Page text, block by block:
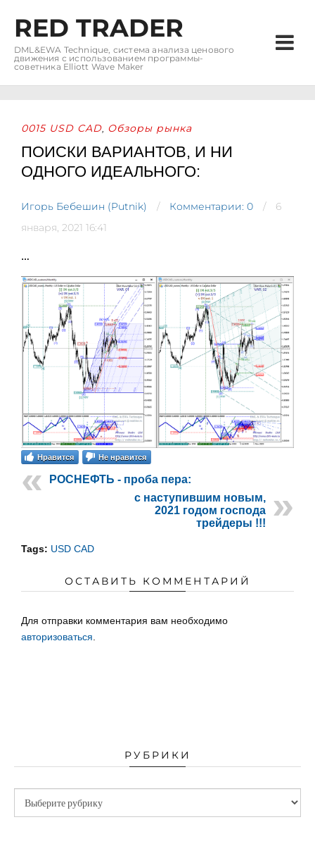
RED TRADER
DML&EWA Technique, система анализа ценового
движения с использованием программы-
советника Elliott Wave Maker
0015 USD CAD, Обзоры рынка
ПОИСКИ ВАРИАНТОВ, И НИ
ОДНОГО ИДЕАЛЬНОГО:
Игорь Бебешин (Putnik) Комментарии: 0
6
января, 2021 16:41
…
Нравится Не нравится
РОСНЕФТЬ - проба пера:
с наступившим новым,
2021 годом господа
трейдеры !!!
Tags: USD CAD
ОСТАВИТЬ КОММЕНТАРИЙ
Для отправки комментария вам необходимо
авторизоваться.
РУБРИКИ